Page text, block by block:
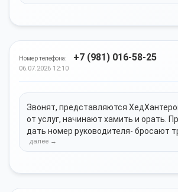
Номер телефона: +7 (981) 016-58-25
06.07.2026 12:10
Звонят, представляются
от услуг, начинают хамить и орать.
дать номер руководителя- бросают